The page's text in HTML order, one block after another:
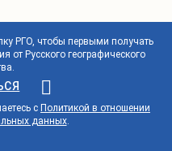
РГО, чтобы первыми получать
от Русского географического
с Политикой в отношении
данных.